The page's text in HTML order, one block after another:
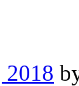
2018